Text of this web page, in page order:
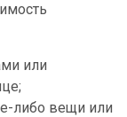
или
либо вещи или